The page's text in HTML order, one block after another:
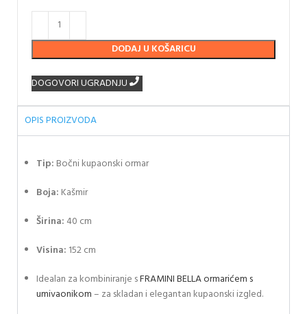
DODAJ U KOŠARICU
DOGOVORI UGRADNJU
OPIS PROIZVODA
Tip: Bočni kupaonski ormar
Boja: Kašmir
Širina: 40 cm
Visina: 152 cm
Idealan za kombiniranje sFRAMINI BELLA ormarićem s
umivaonikom– za skladan i elegantan kupaonski izgled.